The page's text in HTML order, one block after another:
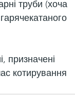
труби (хоча
призначені
котирування